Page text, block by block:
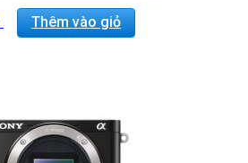
and 12-Bit Raw S Format
Gigabit Wired LAN Support
Thêm vào giỏ